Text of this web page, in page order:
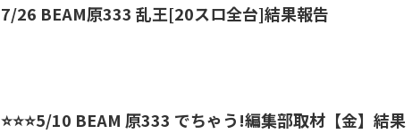
7/26 BEAM原333 乱王[20スロ全台]結果報告
⭐️⭐️⭐️5/10 BEAM 原333 でちゃう!編集部取材【金】結果